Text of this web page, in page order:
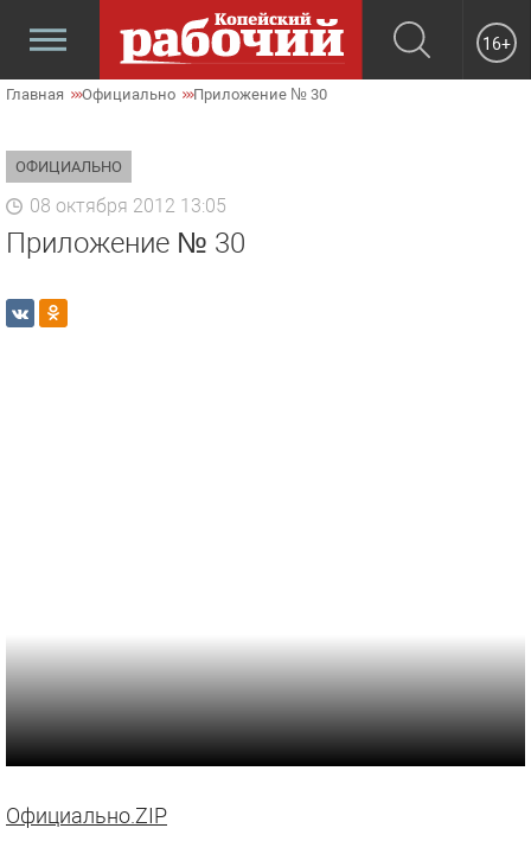
16+
Главная Официально Приложение № 30
ОФИЦИАЛЬНО
08 октября 2012 13:05
Приложение № 30
Официально.ZIP